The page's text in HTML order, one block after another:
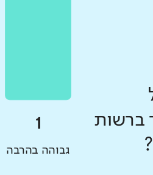
ברשות
גבוהה בהרבה